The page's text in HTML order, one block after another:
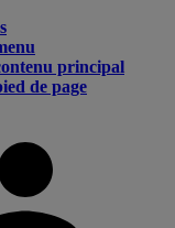
principal
de page